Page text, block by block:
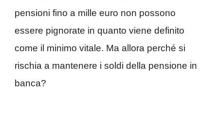
pensioni fino a mille euro non possono
essere pignorate in quanto viene definito
come il minimo vitale. Ma allora perché si
rischia a mantenere i soldi della pensione in
banca?